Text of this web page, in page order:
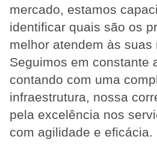
mercado, estamos
identificar quais são os
melhor atendem às suas
Seguimos em constante
contando com uma
infraestrutura, nossa
pela excelência nos
com agilidade e eficácia.